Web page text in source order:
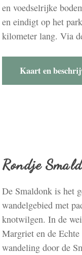
en voedselrijke
en eindigt op het
kilometer lang. Via
Kaart en
Rondje
De Smaldonk is het
wandelgebied met
knotwilgen. In de
Margriet en de
wandeling door de